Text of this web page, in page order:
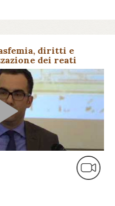
diritti e
dei reati